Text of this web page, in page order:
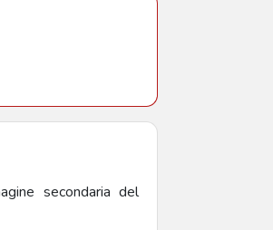
secondaria del